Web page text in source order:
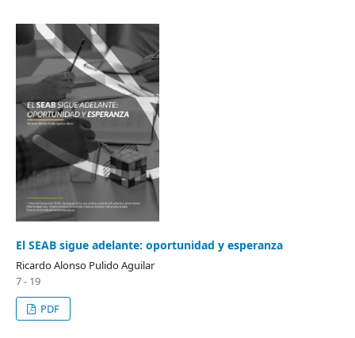
El SEAB sigue adelante: oportunidad y esperanza
Ricardo Alonso Pulido Aguilar
7 - 19
PDF